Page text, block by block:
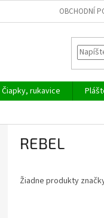
OBCHODNÍ
Čiapky, rukavice
REBEL
Žiadne produkty